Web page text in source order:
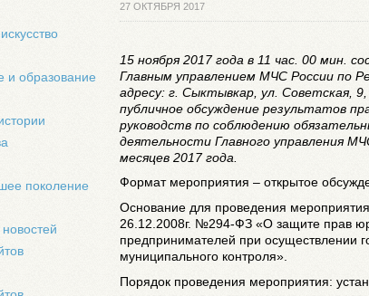
и образование
поколение
27 ОКТЯБРЯ 2017
15 ноября 2017 года в 11 час. 00 мин.
Главным управлением МЧС России по
адресу: г. Сыктывкар, ул. Советская,
публичное обсуждение результатов
руководств по соблюдению
деятельности Главного управления
месяцев 2017 года.
Формат мероприятия – открытое
Основание для проведения
26.12.2008г. №294-ФЗ «О защите прав
предпринимателей при осуществлении
муниципального контроля».
Порядок проведения мероприятия: